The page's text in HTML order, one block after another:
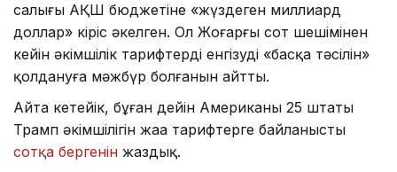
салығы АҚШ бюджетіне «жүздеген миллиард
доллар» кіріс әкелген. Ол Жоғарғы сот шешімінен
кейін әкімшілік тарифтерді енгізудің «басқа тәсілін»
қолдануға мәжбүр болғанын айтты.
Айта кетейік, бұған дейін Американың 25 штаты
Трамп әкімшілігін жаңа тарифтерге байланысты
сотқа бергенін жаздық.